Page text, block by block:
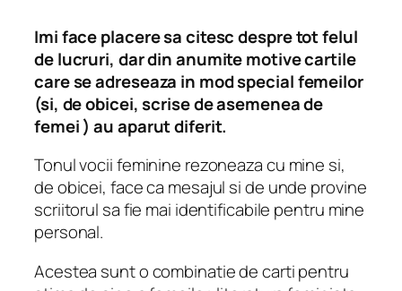
Imi face placere sa citesc despre tot felul
de lucruri, dar din anumite motive cartile
care se adreseaza in mod special femeilor
(si, de obicei, scrise de asemenea de
femei ) au aparut diferit.
Tonul vocii feminine rezoneaza cu mine si,
de obicei, face ca mesajul si de unde provine
scriitorul sa fie mai identificabile pentru mine
personal.
Acestea sunt o combinatie de carti pentru